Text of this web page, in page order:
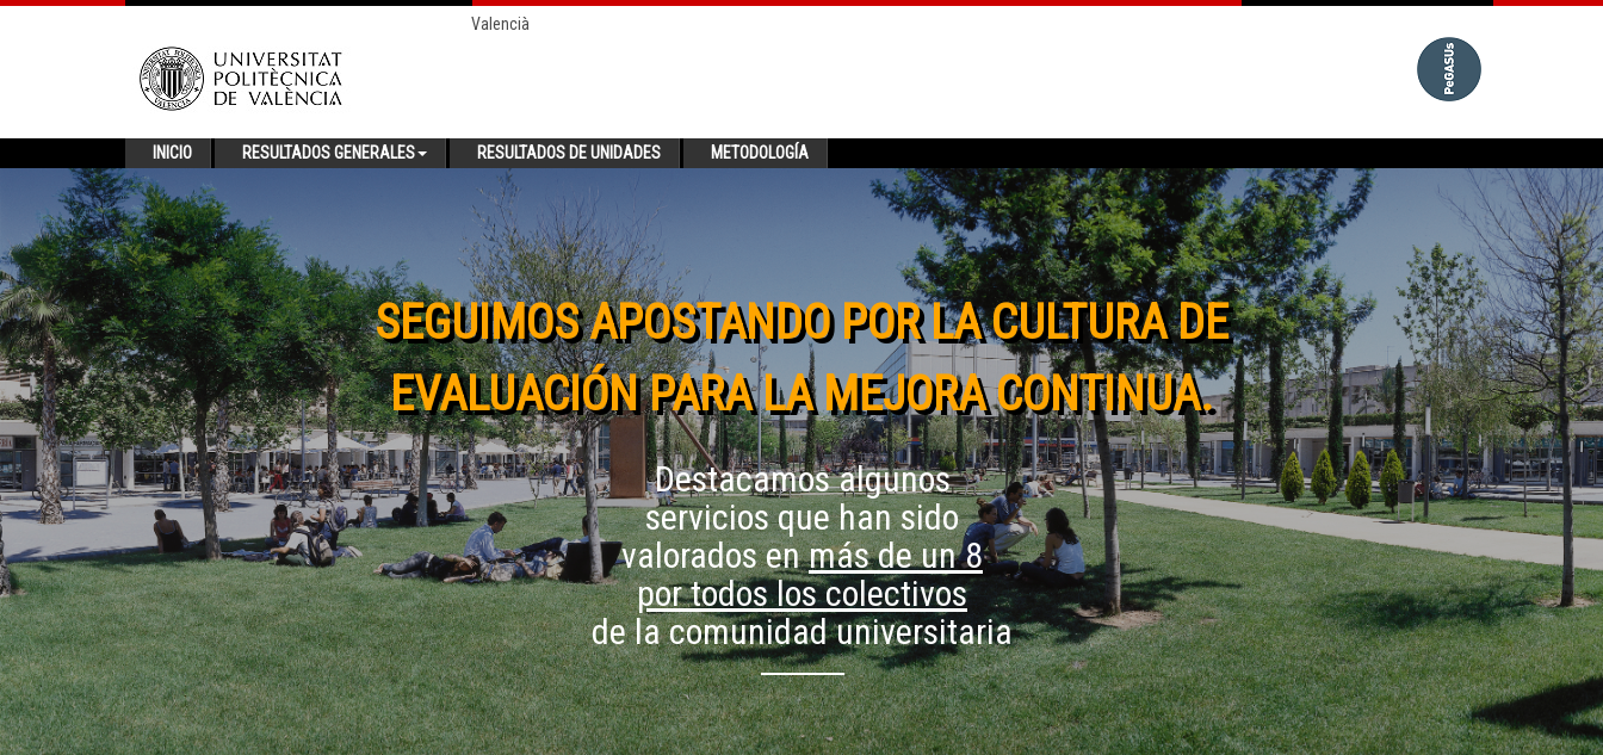
Valencià
INICIO RESULTADOS GENERALES RESULTADOS DE UNIDADES METODOLOGÍA
SEGUIMOS APOSTANDO POR LA CULTURA DE
EVALUACIÓN PARA LA MEJORA CONTINUA.
Destacamos algunos
servicios que han sido
valorados enmás de un 8
por todos los colectivos
de la comunidad universitaria